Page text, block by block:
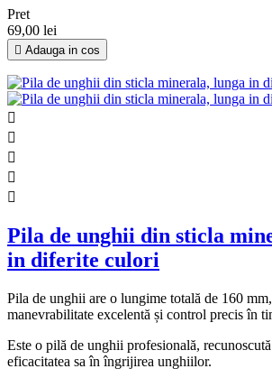
Pret
69,00 lei
 Adauga in cos





Pila de unghii din sticla
in diferite culori
Pila de unghii are o lungime totală de 160
manevrabilitate excelentă și control precis în
Este o pilă de unghii profesională,
eficacitatea sa în îngrijirea unghiilor.